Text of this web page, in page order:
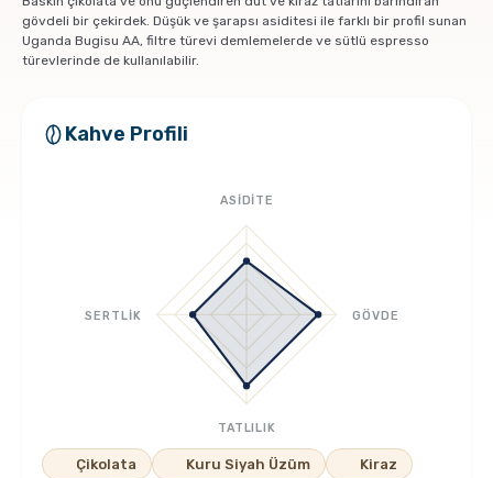
Exclusive Kahveler
Çözünebilir Kahve
Sporcu Kahveleri
Soğuk Kahve Demleme Ekipmanları
Makine Temizleyiciler
gövdeli bir çekirdek. Düşük ve şarapsı asiditesi ile farklı bir profil sunan
Uganda Bugisu AA, filtre türevi demlemelerde ve sütlü espresso
türevlerinde de kullanılabilir.
Kahve Profili
ASİDİTE
GÖVDE
TATLILIK
SERTLİK
Çikolata Kuru Siyah Üzüm
Kiraz